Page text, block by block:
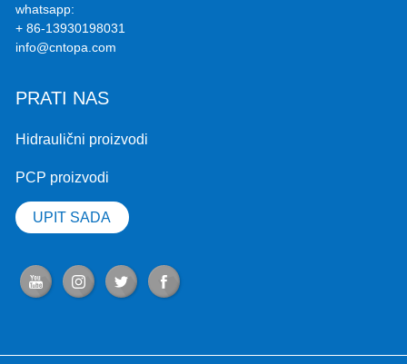
whatsapp:
+ 86-13930198031
info@cntopa.com
PRATI NAS
Hidraulični proizvodi
PCP proizvodi
UPIT SADA